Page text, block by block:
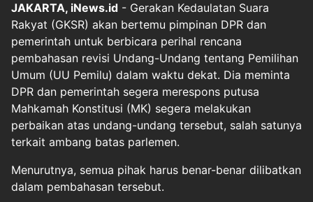
JAKARTA, iNews.id - Gerakan Kedaulatan Suara
Rakyat (GKSR) akan bertemu pimpinan DPR dan
pemerintah untuk berbicara perihal rencana
pembahasan revisi Undang-Undang tentang Pemilihan
Umum (UU Pemilu) dalam waktu dekat. Dia meminta
DPR dan pemerintah segera merespons putusa
Mahkamah Konstitusi (MK) segera melakukan
perbaikan atas undang-undang tersebut, salah satunya
terkait ambang batas parlemen.
Menurutnya, semua pihak harus benar-benar dilibatkan
dalam pembahasan tersebut.